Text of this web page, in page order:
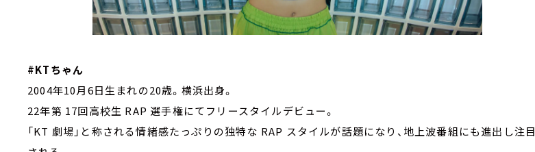
#KTちゃん
2004年10月6日生まれの20歳。横浜出身。
22年第 17回高校生 RAP 選手権にてフリースタイルデビュー。
「KT 劇場」と称される情緒感たっぷりの独特な RAP スタイルが話題になり、地上波番組にも進出し注目